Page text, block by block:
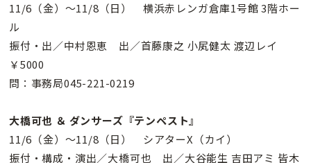
11/6（金）〜11/8（日） 横浜赤レンガ倉庫1号館 3階ホー
ル
振付・出／中村恩恵 出／首藤康之 小㞍健太 渡辺レイ
￥5000
問：事務局045-221-0219
大橋可也 ＆ ダンサーズ『テンペスト』
11/6（金）〜11/8（日） シアターX（カイ）
振付・構成・演出／大橋可也 出／大谷能生 吉田アミ 皆木